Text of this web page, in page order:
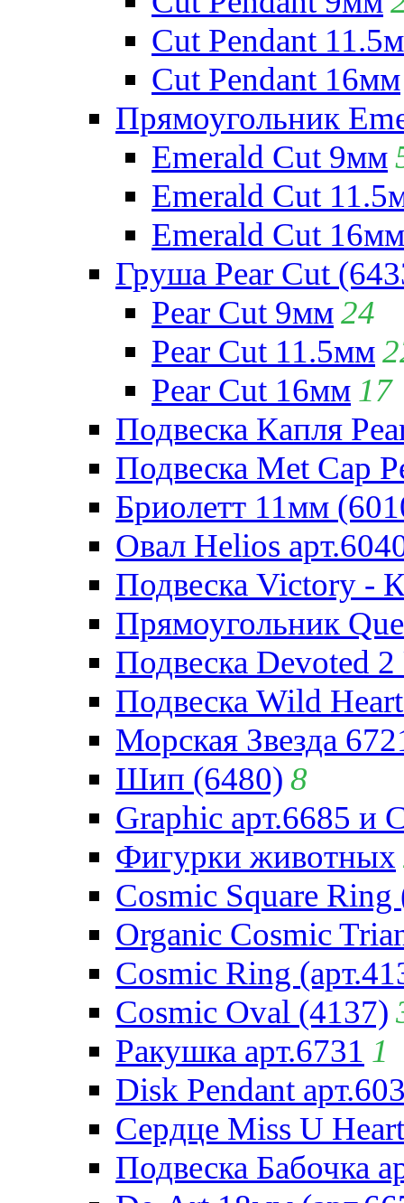
Cut Pendant
Cut Pendant 16мм
Прямоугольник
Emerald Cut 9мм
Emerald Cut
Emerald Cut 16мм
Груша Pear Cut
Pear Cut 9мм24
Pear Cut 11.5мм
Pear Cut 16мм 17
Подвеска Капля
Подвеска Met Cap
Бриолетт 11мм
Овал Helios
Подвеска Victory -
Прямоугольник
Подвеска Devoted
Подвеска Wild
Морская Звезда
Шип (6480) 8
Graphic арт.6685 и
Фигурки животных
Cosmic Square Ring
Organic Cosmic
Cosmic Ring
Cosmic Oval (4137)
Ракушка арт.6731 1
Disk Pendant
Сердце Miss U
Подвеска Бабочка